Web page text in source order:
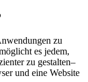
zu
es jedem,
zu gestalten–
und eine Website